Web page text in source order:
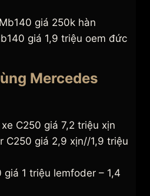
giá 250k hàn
giá 1,9 triệu oem đức
Mercedes
C250 giá 7,2 triệu xịn
C250 giá 2,9 xịn//1,9 triệu
giá 1 triệu lemfoder – 1,4